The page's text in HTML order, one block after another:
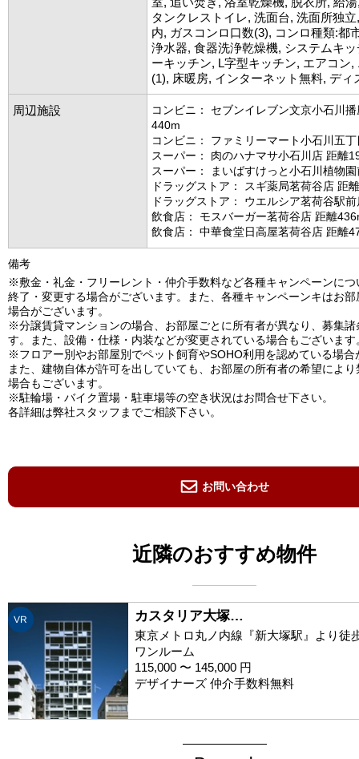
タンクレストイレ, 洗面台, 洗面所独
内, ガスコンロ口数(3), コンロ種類:都
浄水器, 食器洗浄乾燥機, システムキ
ーキッチン, L字型キッチン, エアコン,
(1), 床暖房, インターネット無料, ディ
周辺施設
コンビニ： セブンイレブン文京小石川
440m
コンビニ： ファミリーマート小石川五
スーパー： 肉のハナマサ小石川店 距離
スーパー： まいばすけっと小石川植物
ドラッグストア： スギ薬局茗荷谷店 距
ドラッグストア： ウエルシア茗荷谷駅
飲食店： モスバーガー茗荷谷店 距離
飲食店： 中華食堂日高屋茗荷谷店 距離
備考
※敷金・礼金・フリーレント・仲介手数料など各種キャンペーンにつ
終了・変更する場合がございます。また、各種キャンペーンキはお
場合がございます。
※分譲賃貸マンションの場合、お部屋ごとに所有者が異なり、募集諸
す。また、設備・仕様・内装などが変更されている場合もございます
※フロアー別やお部屋別でペット飼育やSOHO利用を認めている場合
また、建物自体が許可を出していても、お部屋の所有者の希望によ
場合もございます。
※駐輪場・バイク置場・駐車場等の空き状況はお問合せ下さい。
各詳細は弊社スタッフまでご相談下さい。
お問い合わせ
近隣のおすすめ物件
VR カスタリア大塚…
東京メトロ丸ノ内線『新大塚駅』より徒
ワンルーム
115,000 〜 145,000 円
デザイナーズ 仲介手数料無料